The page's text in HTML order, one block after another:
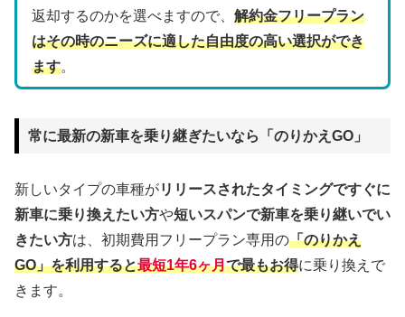
返却するのかを選べますので、 解約金フリープラン
はその時のニーズに適した自由度の高い選択ができ
ます。
常に最新の新車を乗り継ぎたいなら「のりかえGO」
新しいタイプの車種がリリースされたタイミングですぐに
新車に乗り換えたい方や短いスパンで新車を乗り継いでい
きたい方は、初期費用フリープラン専用の「のりかえ
GO」を利用すると最短1年6ヶ月で最もお得に乗り換えで
きます。